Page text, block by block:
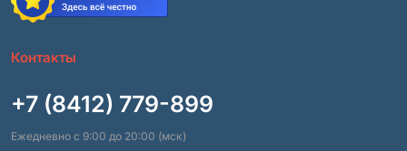
Контакты
+7 (8412) 779-899
Ежедневно с 9:00 до 20:00 (мск)